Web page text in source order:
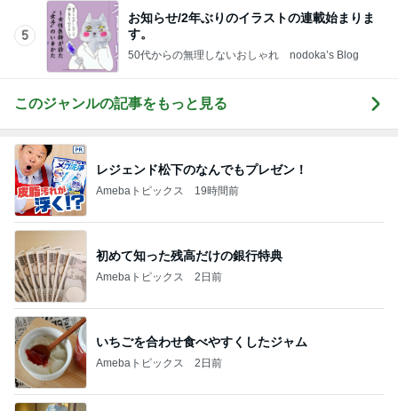
5
お知らせ/2年ぶりのイラストの連載始まりま
す。
50代からの無理しないおしゃれ nodoka’s Blog
このジャンルの記事をもっと見る
レジェンド松下のなんでもプレゼン！
Amebaトピックス 19時間前
初めて知った残高だけの銀行特典
Amebaトピックス 2日前
いちごを合わせ食べやすくしたジャム
Amebaトピックス 2日前